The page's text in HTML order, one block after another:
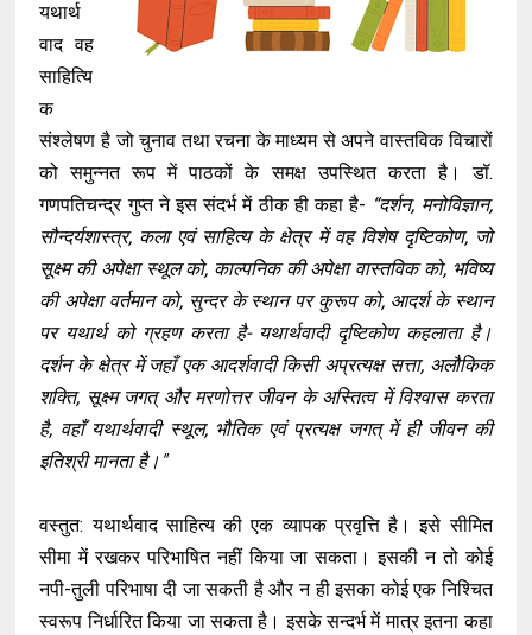
यथार्थ
वाद वह
साहित्यि
क
संश्लेषण है जो चुनाव तथा रचना के माध्यम से अपने वास्तविक विचारों
को समुन्नत रूप में पाठकों के समक्ष उपस्थित करता है। डॉ.
गणपतिचन्द्र गुप्त ने इस संदर्भ में ठीक ही कहा है- “दर्शन, मनोविज्ञान,
सौन्दर्यशास्त्र, कला एवं साहित्य के क्षेत्र में वह विशेष दृष्टिकोण, जो
सूक्ष्म की अपेक्षा स्थूल को, काल्पनिक की अपेक्षा वास्तविक को, भविष्य
की अपेक्षा वर्तमान को, सुन्दर के स्थान पर कुरूप को, आदर्श के स्थान
पर यथार्थ को ग्रहण करता है- यथार्थवादी दृष्टिकोण कहलाता है।
दर्शन के क्षेत्र में जहाँ एक आदर्शवादी किसी अप्रत्यक्ष सत्ता, अलौकिक
शक्ति, सूक्ष्म जगत् और मरणोत्तर जीवन के अस्तित्व में विश्वास करता
है, वहाँ यथार्थवादी स्थूल, भौतिक एवं प्रत्यक्ष जगत् में ही जीवन की
इतिश्री मानता है।"
वस्तुत: यथार्थवाद साहित्य की एक व्यापक प्रवृत्ति है। इसे सीमित
सीमा में रखकर परिभाषित नहीं किया जा सकता। इसकी न तो कोई
नपी-तुली परिभाषा दी जा सकती है और न ही इसका कोई एक निश्चित
स्वरूप निर्धारित किया जा सकता है। इसके सन्दर्भ में मात्र इतना कहा